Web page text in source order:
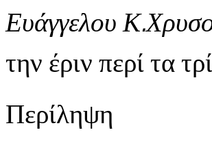
Ευάγγελου
την έριν περί τα
Περίληψη